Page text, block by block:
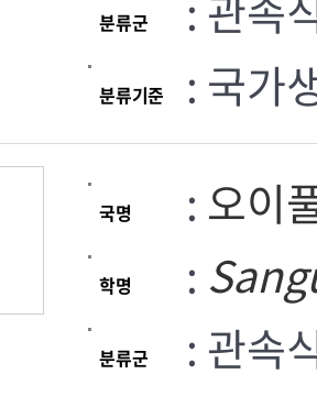
분류군
분류기준 : 국가
국명 : 오이
학명 :
분류군 : 관속